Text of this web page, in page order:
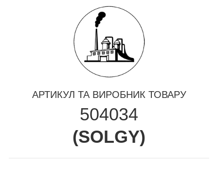
АРТИКУЛ ТА ВИРОБНИК ТОВАРУ
504034
(SOLGY)